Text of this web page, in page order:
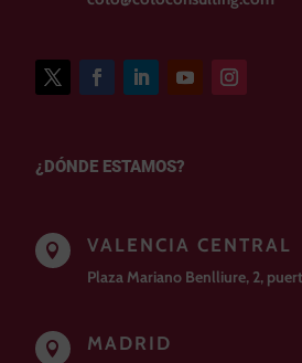
¿DÓNDE ESTAMOS?
 VALENCIA CENTRAL
Plaza Mariano Benlliure, 2,
 MADRID